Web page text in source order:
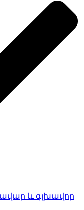
և գլխավոր